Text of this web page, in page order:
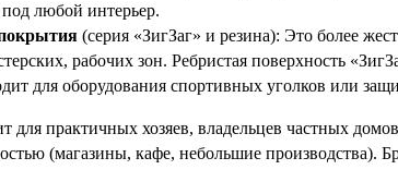
под любой интерьер.
(серия «ЗигЗаг» и резина): Это более
рабочих зон. Ребристая поверхность
для оборудования спортивных уголков или
для практичных хозяев, владельцев частных
(магазины, кафе, небольшие производства).